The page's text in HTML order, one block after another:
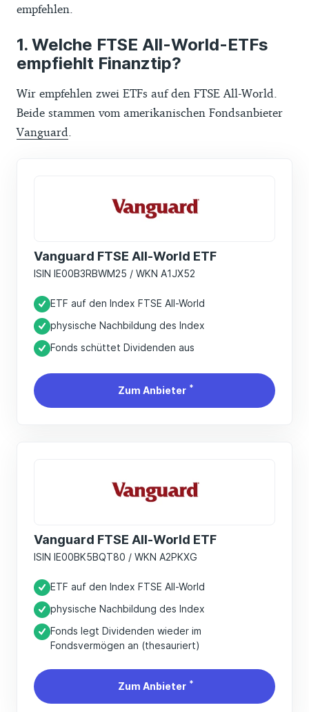
empfehlen.
Welche FTSE All-World-ETFs
empfiehlt Finanztip?
Wir empfehlen zwei ETFs auf den FTSE All-World.
Beide stammen vom amerikanischen Fondsanbieter
Vanguard
Vanguard FTSE All-World ETF
ISIN IE00B3RBWM25 / WKN A1JX52
ETF auf den Index FTSE All-World
physische Nachbildung des Index
Fonds schüttet Dividenden aus
Zum Anbieter *
Vanguard FTSE All-World ETF
ISIN IE00BK5BQT80 / WKN A2PKXG
ETF auf den Index FTSE All-World
physische Nachbildung des Index
Fonds legt Dividenden wieder im
Fondsvermögen an (thesauriert)
Zum Anbieter *